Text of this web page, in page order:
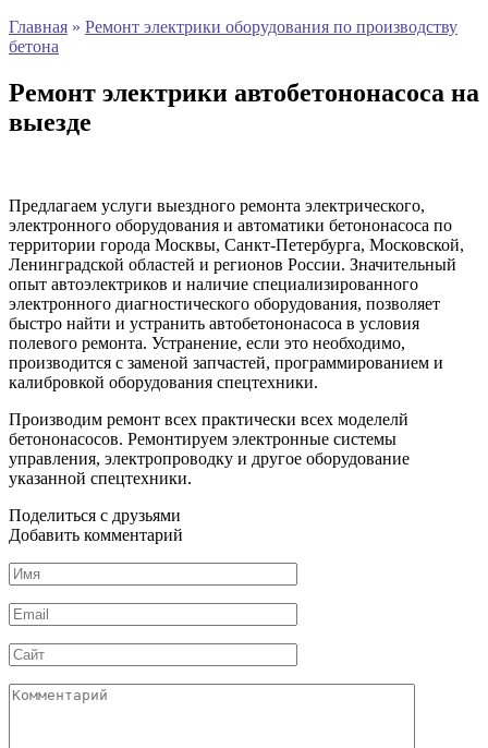
Главная » Ремонт электрики оборудования по производству
бетона
Ремонт электрики автобетононасоса на
выезде
Предлагаем услуги выездного ремонта электрического,
электронного оборудования и автоматики бетононасоса по
территории города Москвы, Санкт-Петербурга, Московской,
Ленинградской областей и регионов России. Значительный
опыт автоэлектриков и наличие специализированного
электронного диагностического оборудования, позволяет
быстро найти и устранить автобетононасоса в условия
полевого ремонта. Устранение, если это необходимо,
производится с заменой запчастей, программированием и
калибровкой оборудования спецтехники.
Производим ремонт всех практически всех моделелй
бетононасосов. Ремонтируем электронные системы
управления, электропроводку и другое оборудование
указанной спецтехники.
Поделиться с друзьями
Добавить комментарий
Имя
*
Email
*
Сайт
Комментарий